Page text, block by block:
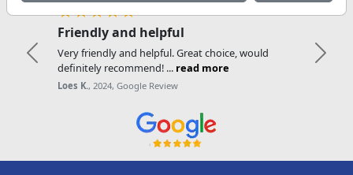
★★★★★
Friendly and helpful
Very friendly and helpful. Great choice, would
definitely recommend! ... read more
Loes K., 2024, Google Review
Previous Next